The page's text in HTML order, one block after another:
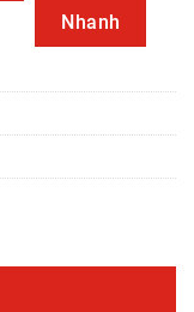
Nhanh